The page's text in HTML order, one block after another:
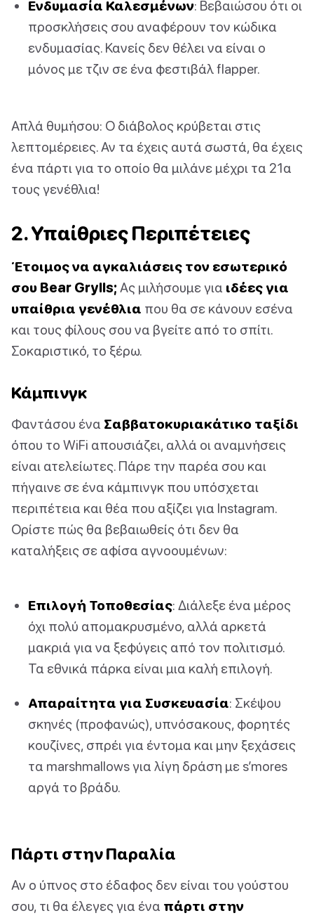
Ενδυμασία Καλεσμένων: Βεβαιώσου ότι οι
προσκλήσεις σου αναφέρουν τον κώδικα
ενδυμασίας. Κανείς δεν θέλει να είναι ο
μόνος με τζιν σε ένα φεστιβάλ flapper.
Απλά θυμήσου: Ο διάβολος κρύβεται στις
λεπτομέρειες. Αν τα έχεις αυτά σωστά, θα έχεις
ένα πάρτι για το οποίο θα μιλάνε μέχρι τα 21α
τους γενέθλια!
2. Υπαίθριες Περιπέτειες
Έτοιμος να αγκαλιάσεις τον εσωτερικό
σου Bear Grylls; Ας μιλήσουμε για ιδέες για
υπαίθρια γενέθλια που θα σε κάνουν εσένα
και τους φίλους σου να βγείτε από το σπίτι.
Σοκαριστικό, το ξέρω.
Κάμπινγκ
Φαντάσου ένα Σαββατοκυριακάτικο ταξίδι
όπου το WiFi απουσιάζει, αλλά οι αναμνήσεις
είναι ατελείωτες. Πάρε την παρέα σου και
πήγαινε σε ένα κάμπινγκ που υπόσχεται
περιπέτεια και θέα που αξίζει για Instagram.
Ορίστε πώς θα βεβαιωθείς ότι δεν θα
καταλήξεις σε αφίσα αγνοουμένων:
Επιλογή Τοποθεσίας: Διάλεξε ένα μέρος
όχι πολύ απομακρυσμένο, αλλά αρκετά
μακριά για να ξεφύγεις από τον πολιτισμό.
Τα εθνικά πάρκα είναι μια καλή επιλογή.
Απαραίτητα για Συσκευασία: Σκέψου
σκηνές (προφανώς), υπνόσακους, φορητές
κουζίνες, σπρέι για έντομα και μην ξεχάσεις
τα marshmallows για λίγη δράση με s’mores
αργά το βράδυ.
Πάρτι στην Παραλία
Αν ο ύπνος στο έδαφος δεν είναι του γούστου
σου, τι θα έλεγες για ένα πάρτι στην